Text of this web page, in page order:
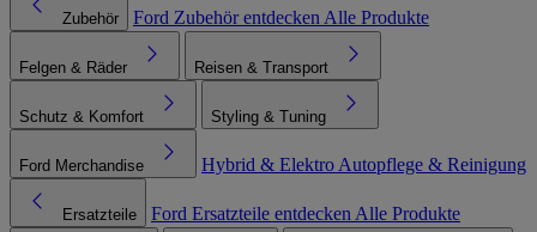
Zubehör Ford Zubehör entdecken Alle Produkte
Felgen & Räder Reisen & Transport
Schutz & Komfort Styling & Tuning
Ford Merchandise Hybrid & Elektro Autopflege & Reinigung
Ersatzteile Ford Ersatzteile entdecken Alle Produkte